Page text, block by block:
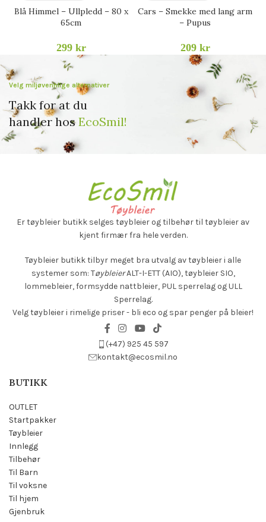
Blå Himmel – Ullpledd – 80 x
65cm
299 kr
Cars – Smekke med lang arm
– Pupus
209 kr
Velg miljøvennlige alternativer
Takk for at du
handler hosEcoSmil!
Er tøybleier butikk selges tøybleier og tilbehør til tøybleier av
kjent firmær fra hele verden.
Tøybleier butikk tilbyr meget bra utvalg av tøybleier i alle
systemer som: TøybleierALT-I-ETT (AIO), tøybleier SIO,
lommebleier, formsydde nattbleier, PUL sperrelag og ULL
Sperrelag.
Velg tøybleier i rimelige priser - bli eco og spar penger på bleier!
(+47) 925 45 597
kontakt@ecosmil.no
BUTIKK
OUTLET
Startpakker
Tøybleier
Innlegg
Tilbehør
Til Barn
Til voksne
Til hjem
Gjenbruk